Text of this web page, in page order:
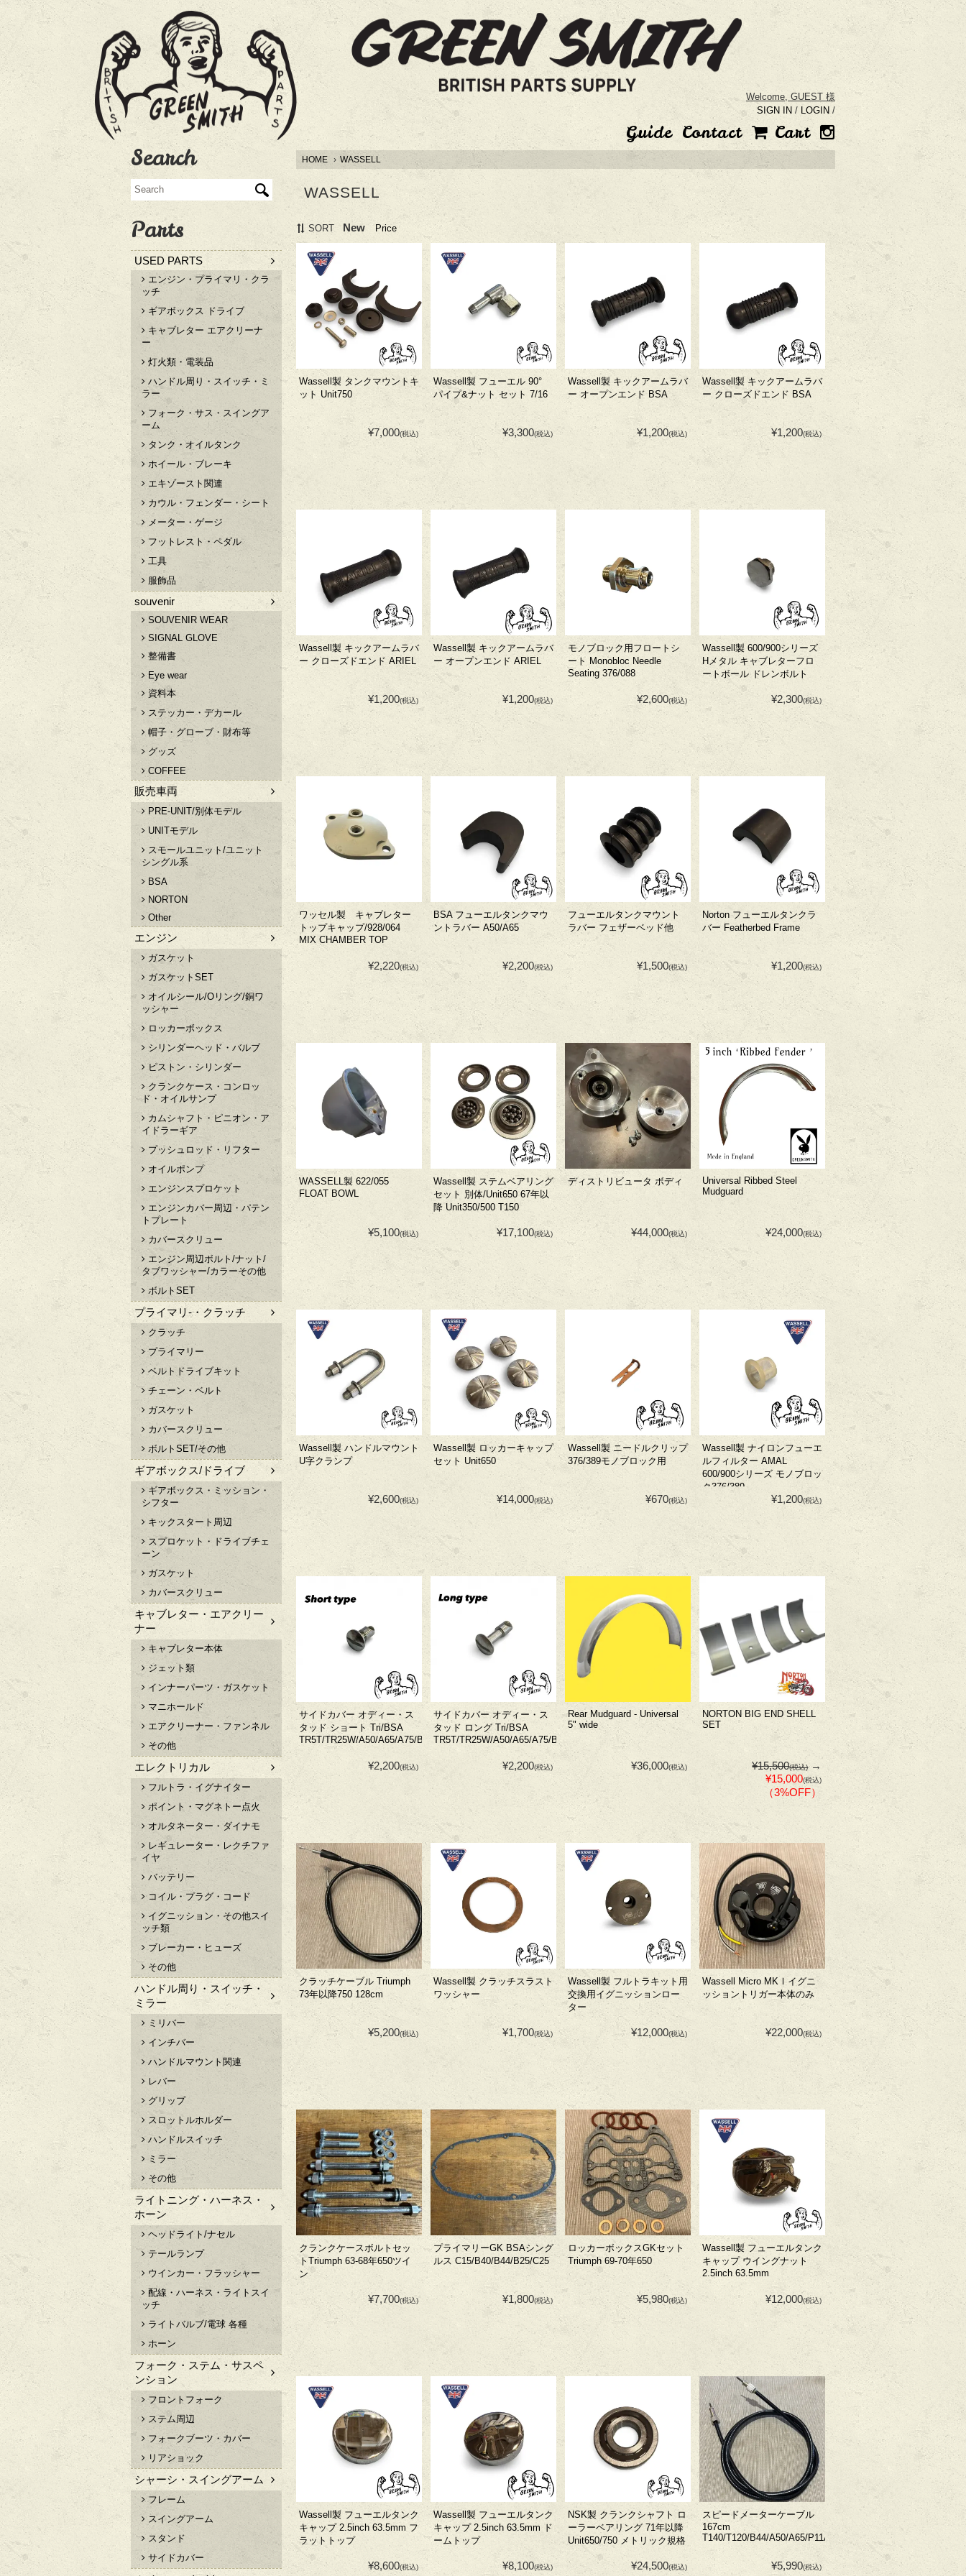
Welcome, GUEST 様
SIGN IN / LOGIN /
Guide Contact Cart
HOME › WASSELL
WASSELL
SORT New Price
Wassell製 タンクマウントキ
ット Unit750
¥7,000(税込)
Wassell製 フューエル 90°
パイプ&ナット セット 7/16
¥3,300(税込)
Wassell製 キックアームラバ
ー オープンエンド BSA
¥1,200(税込)
Wassell製 キックアームラバ
ー クローズドエンド BSA
¥1,200(税込)
Wassell製 キックアームラバ
ー クローズドエンド ARIEL
¥1,200(税込)
Wassell製 キックアームラバ
ー オープンエンド ARIEL
¥1,200(税込)
モノブロック用フロートシ
ート Monobloc Needle
Seating 376/088
¥2,600(税込)
Wassell製 600/900シリーズ
Hメタル キャブレターフロ
ートボール ドレンボルト
¥2,300(税込)
ワッセル製 キャブレター
トップキャップ/928/064
MIX CHAMBER TOP
¥2,220(税込)
BSA フューエルタンクマウ
ントラバー A50/A65
¥2,200(税込)
フューエルタンクマウント
ラバー フェザーベッド他
¥1,500(税込)
Norton フューエルタンクラ
バー Featherbed Frame
¥1,200(税込)
WASSELL製 622/055
FLOAT BOWL
¥5,100(税込)
Wassell製 ステムベアリング
セット 別体/Unit650 67年以
降 Unit350/500 T150
¥17,100(税込)
ディストリビュータ ボディ
¥44,000(税込)
Universal Ribbed Steel
Mudguard
¥24,000(税込)
Wassell製 ハンドルマウント
U字クランプ
¥2,600(税込)
Wassell製 ロッカーキャップ
セット Unit650
¥14,000(税込)
Wassell製 ニードルクリップ
376/389モノブロック用
¥670(税込)
Wassell製 ナイロンフューエ
ルフィルター AMAL
600/900シリーズ モノブロッ
ク376/389
¥1,200(税込)
サイドカバー オディー・ス
タッド ショート Tri/BSA
TR5T/TR25W/A50/A65/A75/B44/B50
¥2,200(税込)
サイドカバー オディー・ス
タッド ロング Tri/BSA
TR5T/TR25W/A50/A65/A75/B44/B50
¥2,200(税込)
Rear Mudguard - Universal
5" wide
¥36,000(税込)
NORTON BIG END SHELL
SET
¥15,500(税込)→
¥15,000(税込)
（3%OFF）
クラッチケーブル Triumph
73年以降750 128cm
¥5,200(税込)
Wassell製 クラッチスラスト
ワッシャー
¥1,700(税込)
Wassell製 フルトラキット用
交換用イグニッションロー
ター
¥12,000(税込)
Wassell Micro MKⅠイグニ
ッショントリガー本体のみ
¥22,000(税込)
クランクケースボルトセッ
トTriumph 63-68年650ツイ
ン
¥7,700(税込)
プライマリーGK BSAシング
ルス C15/B40/B44/B25/C25
¥1,800(税込)
ロッカーボックスGKセット
Triumph 69-70年650
¥5,980(税込)
Wassell製 フューエルタンク
キャップ ウイングナット
2.5inch 63.5mm
¥12,000(税込)
Wassell製 フューエルタンク
キャップ 2.5inch 63.5mm フ
ラットトップ
¥8,600(税込)
Wassell製 フューエルタンク
キャップ 2.5inch 63.5mm ド
ームトップ
¥8,100(税込)
NSK製 クランクシャフト ロ
ーラーベアリング 71年以降
Unit650/750 メトリック規格
¥24,500(税込)
スピードメーターケーブル
167cm
T140/T120/B44/A50/A65/P11A
¥5,990(税込)
Search
Parts
USED PARTS
エンジン・プライマリ・クラ
ッチ
ギアボックス ドライブ
キャブレター エアクリーナ
ー
灯火類・電装品
ハンドル周り・スイッチ・ミ
ラー
フォーク・サス・スイングア
ーム
タンク・オイルタンク
ホイール・ブレーキ
エキゾースト関連
カウル・フェンダー・シート
メーター・ゲージ
フットレスト・ペダル
工具
服飾品
souvenir
SOUVENIR WEAR
SIGNAL GLOVE
整備書
Eye wear
資料本
ステッカー・デカール
帽子・グローブ・財布等
グッズ
COFFEE
販売車両
PRE-UNIT/別体モデル
UNITモデル
スモールユニット/ユニット
シングル系
BSA
NORTON
Other
エンジン
ガスケット
ガスケットSET
オイルシール/Oリング/銅ワ
ッシャー
ロッカーボックス
シリンダーヘッド・バルブ
ピストン・シリンダー
クランクケース・コンロッ
ド・オイルサンプ
カムシャフト・ピニオン・ア
イドラーギア
プッシュロッド・リフター
オイルポンプ
エンジンスプロケット
エンジンカバー周辺・パテン
トプレート
カバースクリュー
エンジン周辺ボルト/ナット/
タブワッシャー/カラーその他
ボルトSET
プライマリ-・クラッチ
クラッチ
プライマリー
ベルトドライブキット
チェーン・ベルト
ガスケット
カバースクリュー
ボルトSET/その他
ギアボックス/ドライブ
ギアボックス・ミッション・
シフター
キックスタート周辺
スプロケット・ドライブチェ
ーン
ガスケット
カバースクリュー
キャブレター・エアクリー
ナー
キャブレター本体
ジェット類
インナーパーツ・ガスケット
マニホールド
エアクリーナー・ファンネル
その他
エレクトリカル
フルトラ・イグナイター
ポイント・マグネトー点火
オルタネーター・ダイナモ
レギュレーター・レクチファ
イヤ
バッテリー
コイル・プラグ・コード
イグニッション・その他スイ
ッチ類
ブレーカー・ヒューズ
その他
ハンドル周り・スイッチ・
ミラー
ミリバー
インチバー
ハンドルマウント関連
レバー
グリップ
スロットルホルダー
ハンドルスイッチ
ミラー
その他
ライトニング・ハーネス・
ホーン
ヘッドライト/ナセル
テールランプ
ウインカー・フラッシャー
配線・ハーネス・ライトスイ
ッチ
ライトバルブ/電球 各種
ホーン
フォーク・ステム・サスペ
ンション
フロントフォーク
ステム周辺
フォークブーツ・カバー
リアショック
シャーシ・スイングアーム
フレーム
スイングアーム
スタンド
サイドカバー